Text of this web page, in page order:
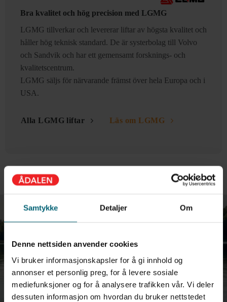
Samtykke Detaljer Om
Denne nettsiden anvender cookies
Vi bruker informasjonskapsler for å gi innhold og
annonser et personlig preg, for å levere sosiale
mediefunksjoner og for å analysere trafikken vår. Vi deler
dessuten informasjon om hvordan du bruker nettstedet
Bra kvalitet och hög precision med LGMG
LGMG tillverkar och levererar liftar av högsta kvalitet och
håller hög teknisk standard. De är systerbolag till Volvo
och Sandvik och har ett gemensamt forsknings- och
kvalitetscentrum.
LGMG säljs för närvarande främst över hela Europa och i
USA.
Alla LGMG liftar Läs om LGMG